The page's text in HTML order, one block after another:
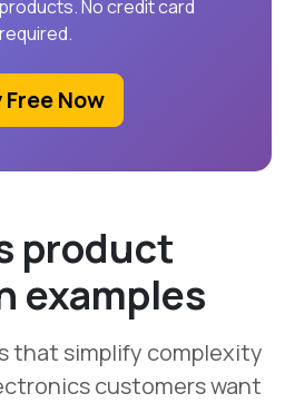
No credit card
required.
Free Now
product
examples
that simplify complexity
customers want